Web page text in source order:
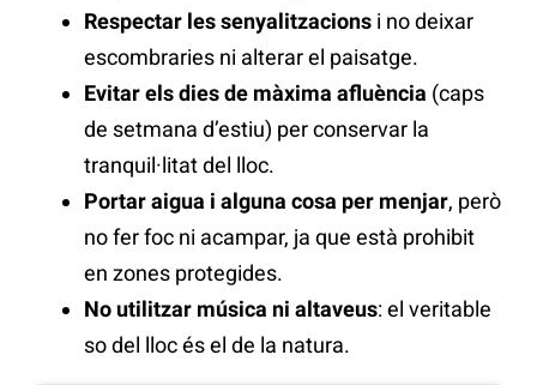
Respectar les senyalitzacions i no deixar
escombraries ni alterar el paisatge.
Evitar els dies de màxima afluència (caps
de setmana d’estiu) per conservar la
tranquil·litat del lloc.
Portar aigua i alguna cosa per menjar, però
no fer foc ni acampar, ja que està prohibit
en zones protegides.
No utilitzar música ni altaveus: el veritable
so del lloc és el de la natura.